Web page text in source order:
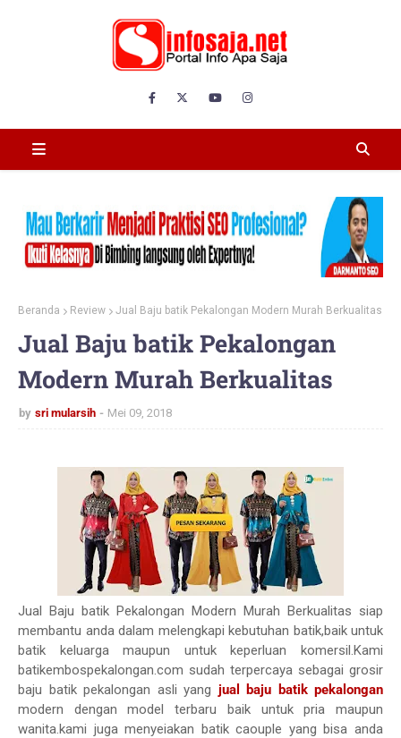
Beranda Review Jual Baju batik Pekalongan Modern Murah Berkualitas
Jual Baju batik Pekalongan
Modern Murah Berkualitas
by sri mularsih Mei 09, 2018
Jual Baju batik Pekalongan Modern Murah Berkualitas siap
membantu anda dalam melengkapi kebutuhan batik,baik untuk
batik keluarga maupun untuk keperluan komersil.Kami
batikembospekalongan.com sudah terpercaya sebagai grosir
baju batik pekalongan asli yang jual baju batik pekalongan
modern dengan model terbaru baik untuk pria maupun
wanita.kami juga menyeiakan batik caouple yang bisa anda